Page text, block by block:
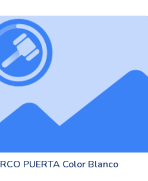
MARCO VENTANA